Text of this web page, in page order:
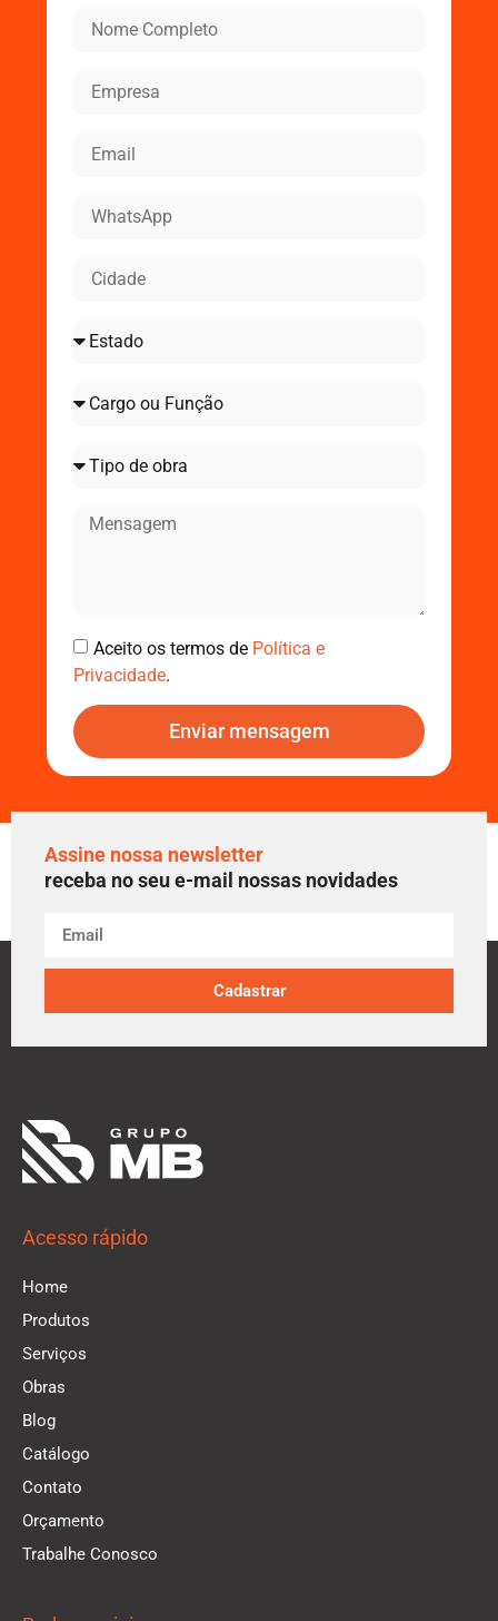
Aceito os termos de Política e
Privacidade.
Enviar mensagem
Assine nossa newsletter
receba no seu e-mail nossas novidades
Cadastrar
Acesso rápido
Home
Produtos
Serviços
Obras
Blog
Catálogo
Contato
Orçamento
Trabalhe Conosco